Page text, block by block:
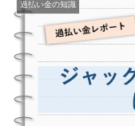
過払い金の知識